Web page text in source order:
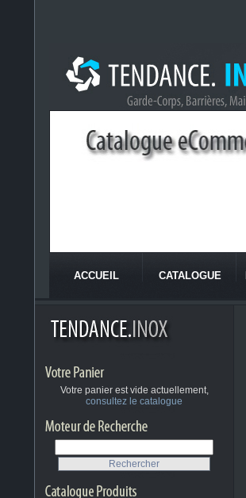
ACCUEIL CATALOGUE
Votre panier est vide actuellement,
consultez le catalogue